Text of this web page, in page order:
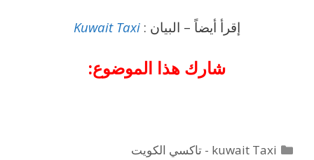
إقرأ أيضاً – البيان : Kuwait Taxi
شارك هذا الموضوع:
التصنيفات
kuwait Taxi - تاكسي الكويت